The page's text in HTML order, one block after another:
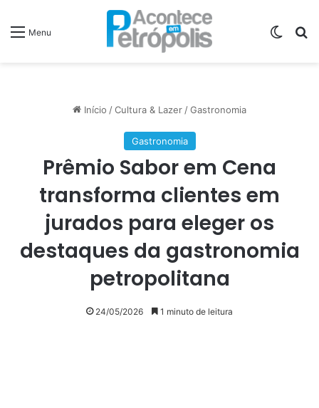
Menu
Início /Cultura & Lazer /Gastronomia
Gastronomia
Prêmio Sabor em Cena
transforma clientes em
jurados para eleger os
destaques da gastronomia
petropolitana
24/05/2026 1 minuto de leitura